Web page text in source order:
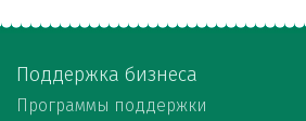
Поддержка бизнеса
Программы поддержки